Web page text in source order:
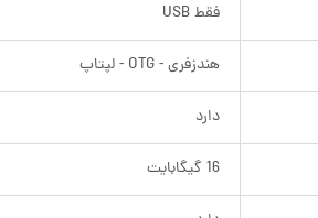
فقط USB
هندزفری - OTG - لپتاپ
دارد
16 گیگابایت